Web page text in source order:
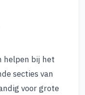
helpen bij het
secties van
voor grote